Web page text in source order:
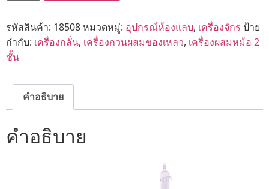
รหัสสินค้า: 18508หมวดหมู่: อุปกรณ์ห้องแลบ, เครื่องจักร ป้าย
กำกับ: เครื่องกลั่น, เครื่องกวนผสมของเหลว, เครื่องผสมหม้อ 2
ชั้น
คำอธิบาย
คำอธิบาย